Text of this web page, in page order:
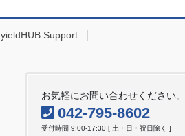
yieldHUB Support
お気軽にお問い合わせください。
042-795-8602
受付時間 9:00-17:30 [ 土・日・祝日除く ]